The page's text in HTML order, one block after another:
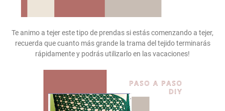
Te animo a tejer este tipo de prendas si estás comenzando a tejer,
recuerda que cuanto más grande la trama del tejido terminarás
rápidamente y podrás utilizarlo en las vacaciones!